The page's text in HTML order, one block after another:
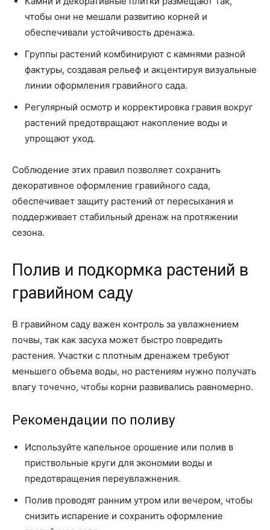
чтобы они не мешали развитию корней и
обеспечивали устойчивость дренажа.
Группы растений комбинируют с камнями разной
фактуры, создавая рельеф и акцентируя визуальные
линии оформления гравийного сада.
Регулярный осмотр и корректировка гравия вокруг
растений предотвращают накопление воды и
упрощают уход.
Соблюдение этих правил позволяет сохранить
декоративное оформление гравийного сада,
обеспечивает защиту растений от пересыхания и
поддерживает стабильный дренаж на протяжении
сезона.
Полив и подкормка растений в
гравийном саду
В гравийном саду важен контроль за увлажнением
почвы, так как засуха может быстро повредить
растения. Участки с плотным дренажем требуют
меньшего объема воды, но растениям нужно получать
влагу точечно, чтобы корни развивались равномерно.
Рекомендации по поливу
Используйте капельное орошение или полив в
приствольные круги для экономии воды и
предотвращения переувлажнения.
Полив проводят ранним утром или вечером, чтобы
снизить испарение и сохранить оформление